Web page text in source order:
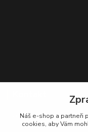
BikeForce.cz
Náš e-shop a partneři
cookies, aby Vám